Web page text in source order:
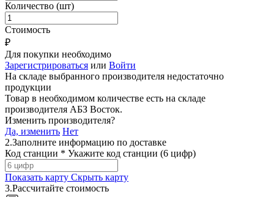
Количество (шт)
Стоимость
₽
Для покупки необходимо
Зарегистрироваться или Войти
На складе выбранного производителя недостаточно
продукции
Товар в необходимом количестве есть на складе
производителя АБЗ Восток.
Изменить производителя?
Да, изменить Нет
2.Заполните информацию по доставке
Код станции * Укажите код станции (6 цифр)
Показать карту Скрыть карту
3.Рассчитайте стоимость